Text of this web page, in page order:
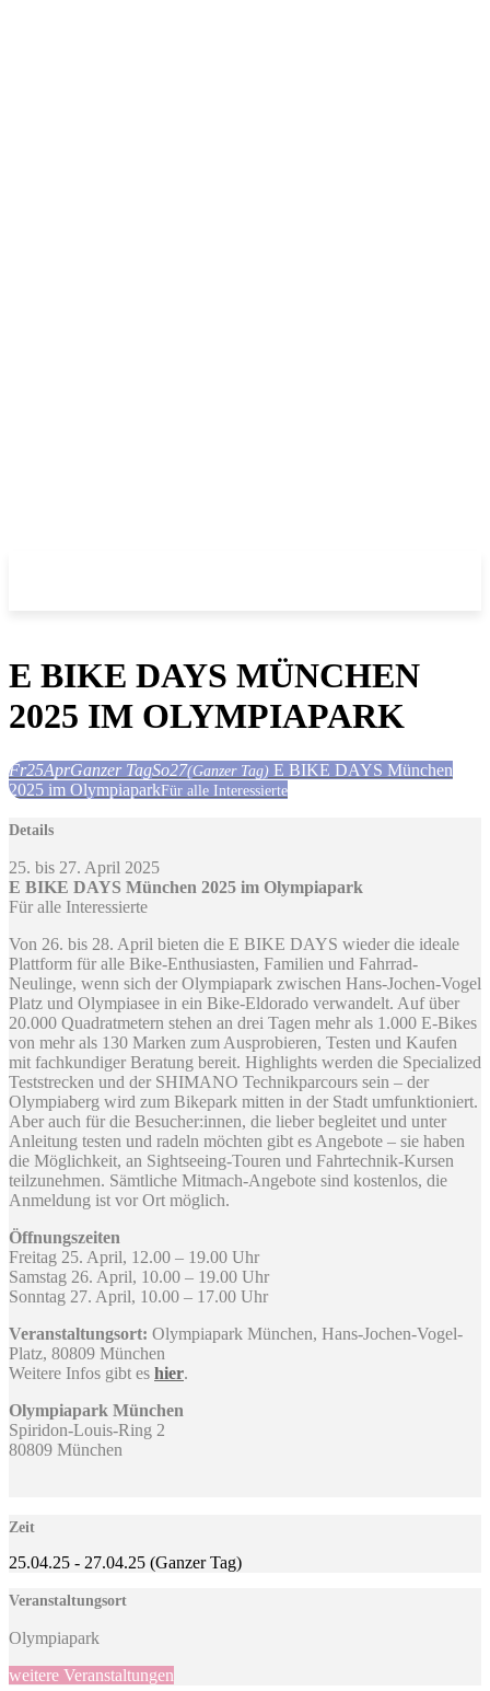
E BIKE DAYS MÜNCHEN
2025 IM OLYMPIAPARK
Fr25AprGanzer TagSo27(Ganzer Tag) E BIKE DAYS München
2025 im OlympiaparkFür alle Interessierte
Details
25. bis 27. April 2025
E BIKE DAYS München 2025 im Olympiapark
Für alle Interessierte
Von 26. bis 28. April bieten die E BIKE DAYS wieder die ideale
Plattform für alle Bike-Enthusiasten, Familien und Fahrrad-
Neulinge, wenn sich der Olympiapark zwischen Hans-Jochen-Vogel
Platz und Olympiasee in ein Bike-Eldorado verwandelt. Auf über
20.000 Quadratmetern stehen an drei Tagen mehr als 1.000 E-Bikes
von mehr als 130 Marken zum Ausprobieren, Testen und Kaufen
mit fachkundiger Beratung bereit. Highlights werden die Specialized
Teststrecken und der SHIMANO Technikparcours sein – der
Olympiaberg wird zum Bikepark mitten in der Stadt umfunktioniert.
Aber auch für die Besucher:innen, die lieber begleitet und unter
Anleitung testen und radeln möchten gibt es Angebote – sie haben
die Möglichkeit, an Sightseeing-Touren und Fahrtechnik-Kursen
teilzunehmen. Sämtliche Mitmach-Angebote sind kostenlos, die
Anmeldung ist vor Ort möglich.
Öffnungszeiten
Freitag 25. April, 12.00 – 19.00 Uhr
Samstag 26. April, 10.00 – 19.00 Uhr
Sonntag 27. April, 10.00 – 17.00 Uhr
Veranstaltungsort: Olympiapark München, Hans-Jochen-Vogel-
Platz, 80809 München
Weitere Infos gibt es hier.
Olympiapark München
Spiridon-Louis-Ring 2
80809 München
Zeit
25.04.25 - 27.04.25 (Ganzer Tag)
Veranstaltungsort
Olympiapark
weitere Veranstaltungen